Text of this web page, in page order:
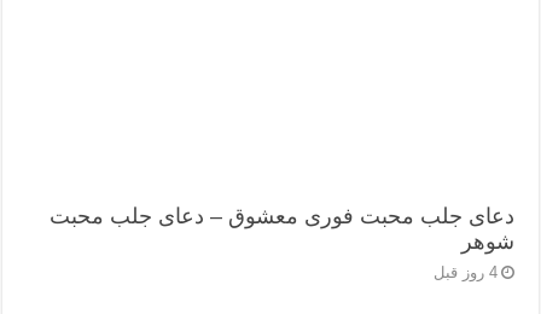
دعای جلب محبت فوری معشوق – دعای جلب محبت
شوهر
4 روز قبل